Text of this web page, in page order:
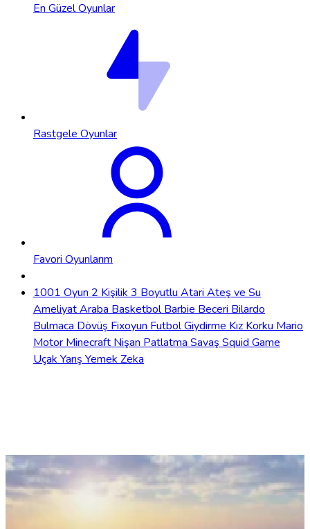
En Güzel Oyunlar
Rastgele Oyunlar
Favori Oyunlarım
1001 Oyun 2 Kişilik 3 Boyutlu Atari Ateş ve Su
AmeliyatAraba BasketbolBarbie Beceri Bilardo
Bulmaca Dövüş Fixoyun FutbolGiydirme Kız Korku Mario
Motor Minecraft Nişan Patlatma Savaş Squid Game
Uçak Yarış Yemek Zeka